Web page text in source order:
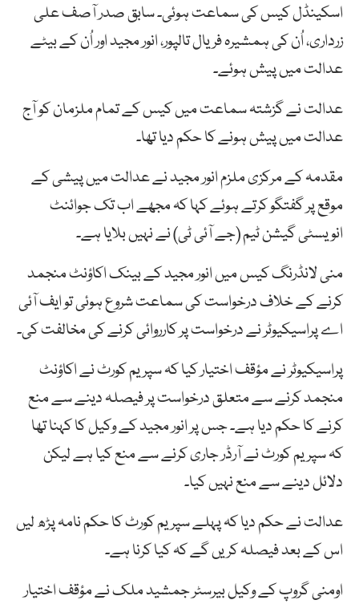
اسکینڈل کیس کی سماعت ہوئی۔ سابق صدر آصف علی
زرداری، اُن کی ہمشیرہ فریال تالپور، انور مجید اور اُن کے بیٹے
عدالت میں پیش ہوئے۔
عدالت نے گزشتہ سماعت میں کیس کے تمام ملزمان کو آج
عدالت میں پیش ہونے کا حکم دیا تھا۔
مقدمہ کے مرکزی ملزم انور مجید نے عدالت میں پیشی کے
موقع پر گفتگو کرتے ہوئے کہا کہ مجھے اب تک جوائنٹ
انویسٹی گیشن ٹیم (جے آئی ٹی) نے نہیں بلایا ہے۔
منی لانڈرنگ کیس میں انور مجید کے بینک اکاؤنٹ منجمد
کرنے کے خلاف درخواست کی سماعت شروع ہوئی تو ایف آئی
اے پراسیکیوٹر نے درخواست پر کارروائی کرنے کی مخالفت کی۔
پراسیکیوٹر نے مؤقف اختیار کیا کہ سپریم کورٹ نے اکاؤنٹ
منجمد کرنے سے متعلق درخواست پر فیصلہ دینے سے منع
کرنے کا حکم دیا ہے۔ جس پر انور مجید کے وکیل کا کہنا تھا
کہ سپریم کورٹ نے آرڈر جاری کرنے سے منع کیا ہے لیکن
دلائل دینے سے منع نہیں کیا۔
عدالت نے حکم دیا کہ پہلے سپریم کورٹ کا حکم نامہ پڑھ لیں
اس کے بعد فیصلہ کریں گے کہ کیا کرنا ہے۔
اومنی گروپ کے وکیل بیرسٹر جمشید ملک نے مؤقف اختیار